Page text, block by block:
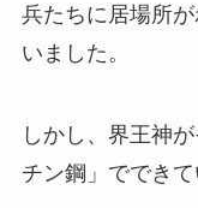
兵たちに居場所
いました。
しかし、界王神
チン鋼」でできて